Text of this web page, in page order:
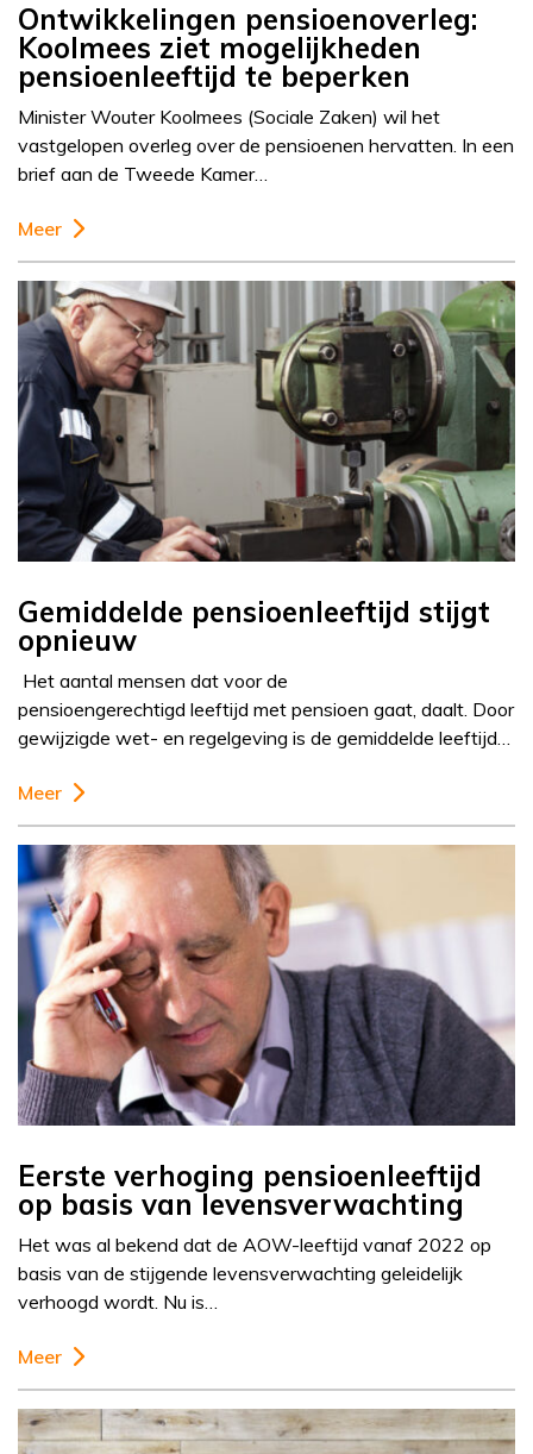
Ontwikkelingen pensioenoverleg:
Koolmees ziet mogelijkheden
pensioenleeftijd te beperken
Minister Wouter Koolmees (Sociale Zaken) wil het
vastgelopen overleg over de pensioenen hervatten. In een
brief aan de Tweede Kamer…
Meer
Gemiddelde pensioenleeftijd stijgt
opnieuw
Het aantal mensen dat voor de
pensioengerechtigd leeftijd met pensioen gaat, daalt. Door
gewijzigde wet- en regelgeving is de gemiddelde leeftijd…
Meer
Eerste verhoging pensioenleeftijd
op basis van levensverwachting
Het was al bekend dat de AOW-leeftijd vanaf 2022 op
basis van de stijgende levensverwachting geleidelijk
verhoogd wordt. Nu is…
Meer